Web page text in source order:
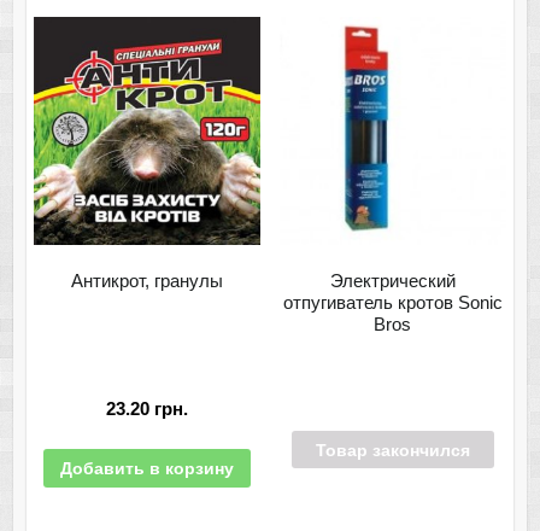
Антикрот, гранулы
23.20 грн.
Добавить в корзину
Электрический
отпугиватель кротов Sonic
Bros
Товар закончился